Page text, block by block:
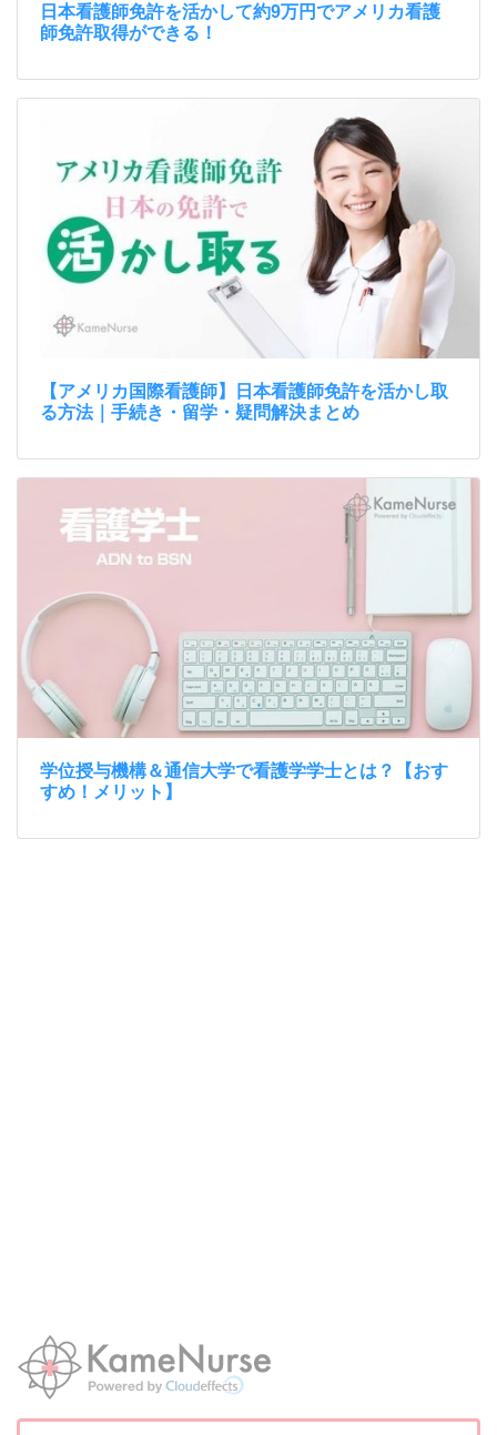
日本看護師免許を活かして約9万円でアメリカ看護
師免許取得ができる！
【アメリカ国際看護師】日本看護師免許を活かし取
る方法｜手続き・留学・疑問解決まとめ
学位授与機構＆通信大学で看護学学士とは？【おす
すめ！メリット】